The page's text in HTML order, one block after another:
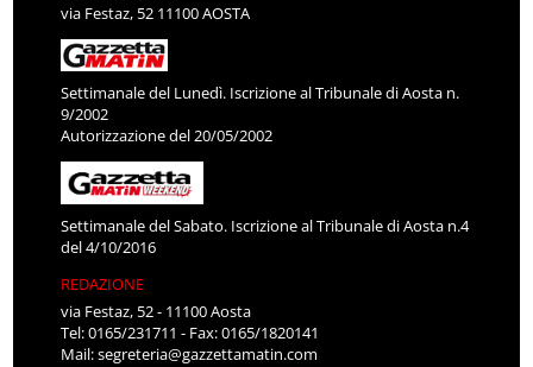
via Festaz, 52 11100 AOSTA
Settimanale del Lunedì. Iscrizione al Tribunale di Aosta n.
9/2002
Autorizzazione del 20/05/2002
Settimanale del Sabato. Iscrizione al Tribunale di Aosta n.4
del 4/10/2016
REDAZIONE
via Festaz, 52 - 11100 Aosta
Tel: 0165/231711 - Fax: 0165/1820141
Mail:segreteria@gazzettamatin.com